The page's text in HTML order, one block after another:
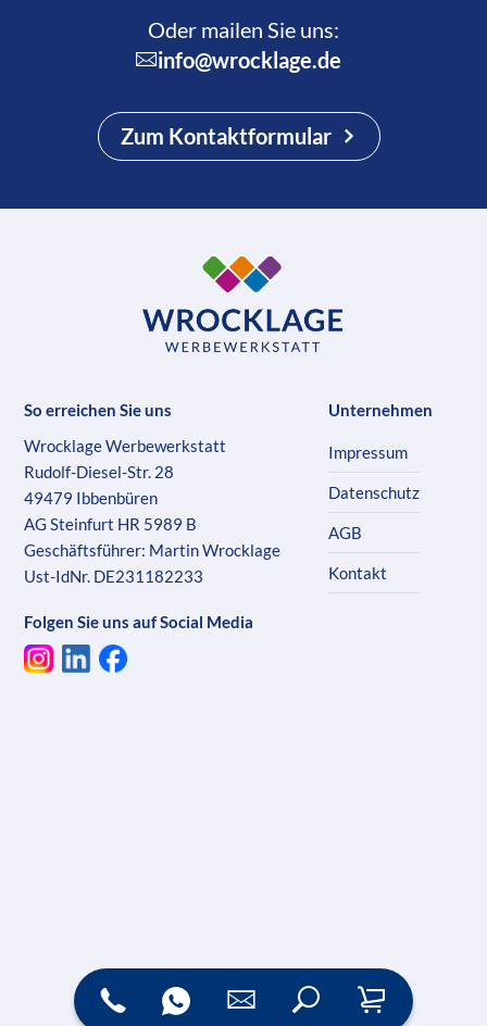
Oder mailen Sie uns:
info@wrocklage.de
Zum Kontaktformular
So erreichen Sie uns
Wrocklage Werbewerkstatt
Rudolf-Diesel-Str. 28
49479 Ibbenbüren
AG Steinfurt HR 5989 B
Geschäftsführer: Martin Wrocklage
Ust-IdNr. DE231182233
Folgen Sie uns auf Social Media
Unternehmen
Impressum
Datenschutz
AGB
Kontakt